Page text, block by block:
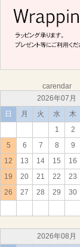
carendar
2026年07月
日
月 火 水 木
1
2
5
6 7 8 9
12
13 14 15 16
19
20 21 22 23
26
27 28 29 30
2026年08月